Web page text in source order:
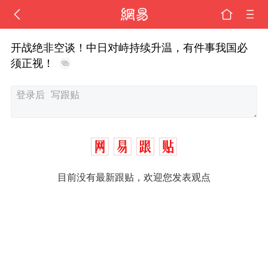
开战绝非空谈！中日对峙持续升温，有件事我国必
须正视！
目前没有最新跟贴，欢迎您发表观点